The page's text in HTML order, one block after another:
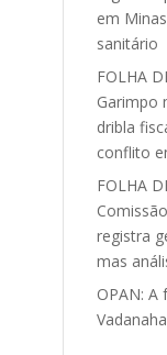
em
sanitário
FOLHA
Garimpo
dribla
conflito
FOLHA
registra
mas
OPAN: A